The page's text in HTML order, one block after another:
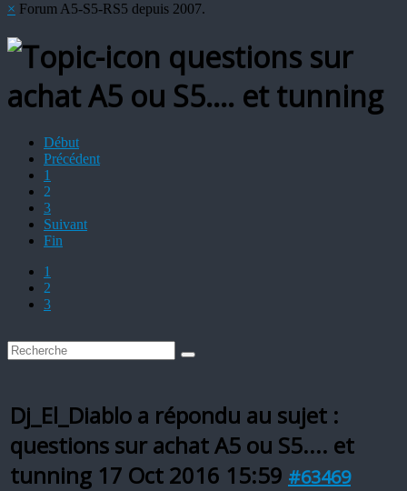
× Forum A5-S5-RS5 depuis 2007.
questions sur
achat A5 ou S5.... et tunning
Début
Précédent
1
2
3
Suivant
Fin
1
2
3
Dj_El_Diablo a répondu au sujet :
questions sur achat A5 ou S5.... et
tunning 17 Oct 2016 15:59 #63469